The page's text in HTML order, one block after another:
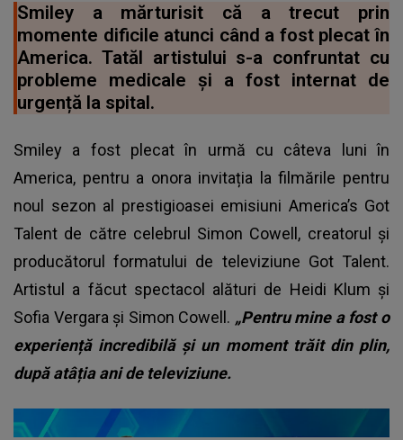
Smiley a mărturisit că a trecut prin
momente dificile atunci când a fost plecat în
America. Tatăl artistului s-a confruntat cu
probleme medicale și a fost internat de
urgență la spital.
Smiley a fost plecat în urmă cu câteva luni în
America, pentru a onora invitația la filmările pentru
noul sezon al prestigioasei emisiuni America’s Got
Talent de către celebrul Simon Cowell, creatorul și
producătorul formatului de televiziune Got Talent.
Artistul a făcut spectacol alături de Heidi Klum și
Sofia Vergara și Simon Cowell. „Pentru mine a fost o
experiență incredibilă și un moment trăit din plin,
după atâția ani de televiziune.